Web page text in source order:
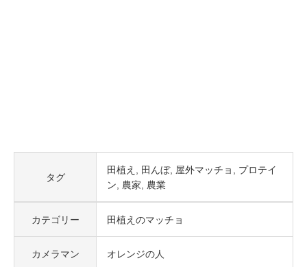
タグ
田植え 田んぼ 屋外マッチョ
プロテイ
ン
農家 農業
カテゴリー 田植えのマッチョ
カメラマン オレンジの人